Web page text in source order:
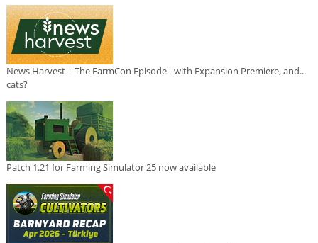
News Harvest | The FarmCon Episode - with Expansion Premiere, and...
cats?
Patch 1.21 for Farming Simulator 25 now available